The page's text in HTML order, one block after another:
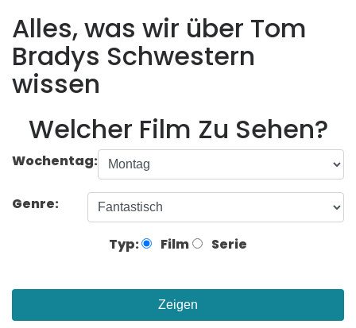
Alles, was wir über Tom
Bradys Schwestern
wissen
Welcher Film Zu Sehen?
Wochentag:
Genre:
Typ: Film Serie
Zeigen